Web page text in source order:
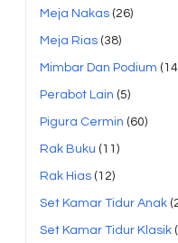
Meja Nakas(26)
Meja Rias(38)
Mimbar Dan Podium
Perabot Lain (5)
Pigura Cermin (60)
Rak Buku (11)
Rak Hias(12)
Set Kamar Tidur Anak
Set Kamar Tidur Klasik